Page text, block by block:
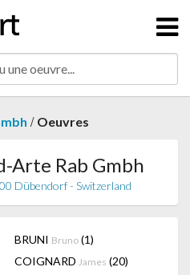
/ Oeuvres
Arte Rab Gmbh
Dübendorf - Switzerland
BRUNI Bruno (1)
COIGNARD James (20)